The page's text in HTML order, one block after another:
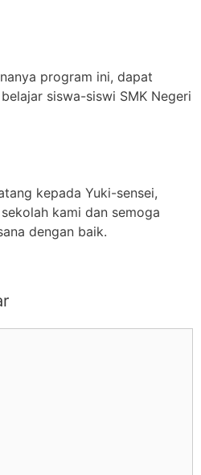
program ini, dapat
siswa-siswi SMK Negeri
kepada Yuki-sensei,
kami dan semoga
dengan baik.